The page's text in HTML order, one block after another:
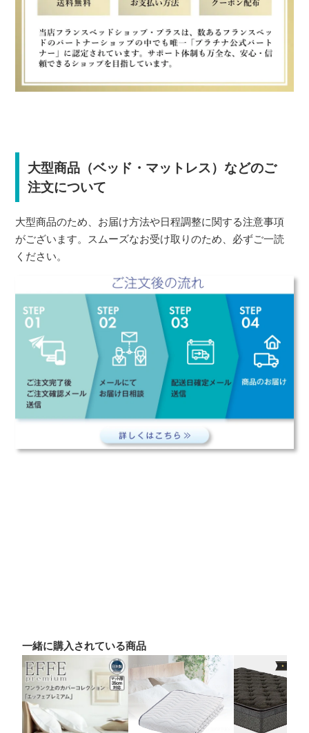
大型商品（ベッド・マットレス）などのご
注文について
大型商品のため、お届け方法や日程調整に関する注意事項
がございます。スムーズなお受け取りのため、必ずご一読
ください。
一緒に購入されている商品